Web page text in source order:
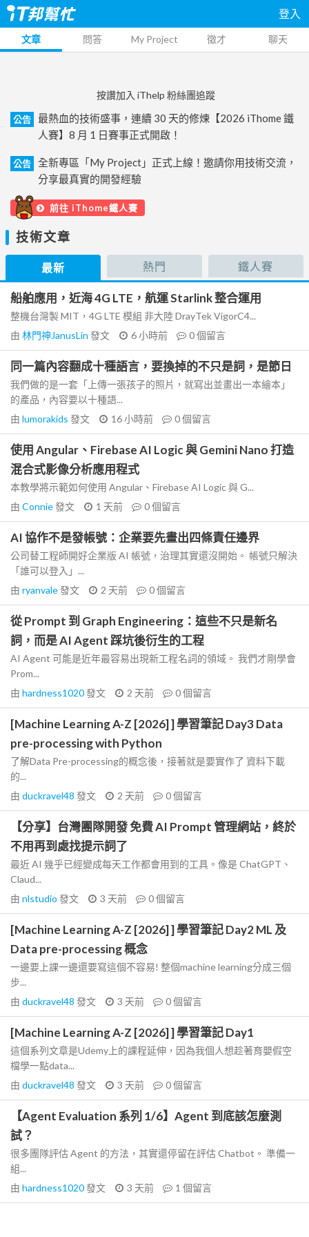
登入
文章 問答 My Project 徵才 聊天
按讚加入 iThelp 粉絲團追蹤
公告
最熱血的技術盛事，連續 30 天的修煉【2026 iThome 鐵
人賽】8 月 1 日賽事正式開啟！
公告
全新專區「My Project」正式上線！邀請你用技術交流，
分享最真實的開發經驗
前往 iThome鐵人賽
技術文章
最新 熱門 鐵人賽
船舶應用，近海 4G LTE，航運 Starlink 整合運用
整機台灣製 MIT，4G LTE 模組 非大陸 DrayTek VigorC4...
由 林門神JanusLin 發文 6 小時前 0個留言
同一篇內容翻成十種語言，要換掉的不只是詞，是節日
我們做的是一套「上傳一張孩子的照片，就寫出並畫出一本繪本」
的產品，內容要以十種語...
由 lumorakids 發文 16 小時前 0個留言
使用 Angular、Firebase AI Logic 與 Gemini Nano 打造
混合式影像分析應用程式
本教學將示範如何使用 Angular、Firebase AI Logic 與 G...
由 Connie發文 1 天前 0個留言
AI 協作不是發帳號：企業要先畫出四條責任邊界
公司替工程師開好企業版 AI 帳號，治理其實還沒開始。 帳號只解決
「誰可以登入」...
由 ryanvale發文 2 天前 0個留言
從 Prompt 到 Graph Engineering：這些不只是新名
詞，而是 AI Agent 踩坑後衍生的工程
AI Agent 可能是近年最容易出現新工程名詞的領域。 我們才剛學會
Prom...
由 hardness1020發文 2 天前 0個留言
[Machine Learning A-Z [2026] ] 學習筆記 Day3 Data
pre-processing with Python
了解Data Pre-processing的概念後，接著就是要實作了 資料下載
的...
由 duckravel48 發文 2 天前 0個留言
【分享】台灣團隊開發 免費 AI Prompt 管理網站，終於
不用再到處找提示詞了
最近 AI 幾乎已經變成每天工作都會用到的工具。像是 ChatGPT、
Claud...
由 nlstudio 發文 3 天前 0個留言
[Machine Learning A-Z [2026] ] 學習筆記 Day2 ML 及
Data pre-processing 概念
一邊要上課一邊還要寫這個不容易! 整個machine learning分成三個
步...
由 duckravel48 發文 3 天前 0個留言
[Machine Learning A-Z [2026] ] 學習筆記 Day1
這個系列文章是Udemy上的課程延伸，因為我個人想趁著育嬰假空
檔學一點data...
由 duckravel48 發文 3 天前 0個留言
【Agent Evaluation 系列 1/6】Agent 到底該怎麼測
試？
很多團隊評估 Agent 的方法，其實還停留在評估 Chatbot。 準備一
組...
由 hardness1020發文 3 天前 1 個留言